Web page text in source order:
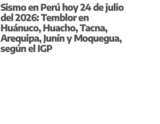
Sismo en Perú hoy 24 de julio
del 2026: Temblor en
Huánuco, Huacho, Tacna,
Arequipa, Junín y Moquegua,
según el IGP